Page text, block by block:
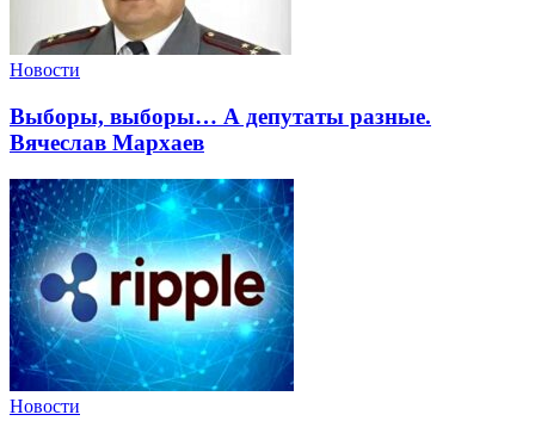
Новости
Выборы, выборы… А депутаты разные.
Вячеслав Мархаев
Новости